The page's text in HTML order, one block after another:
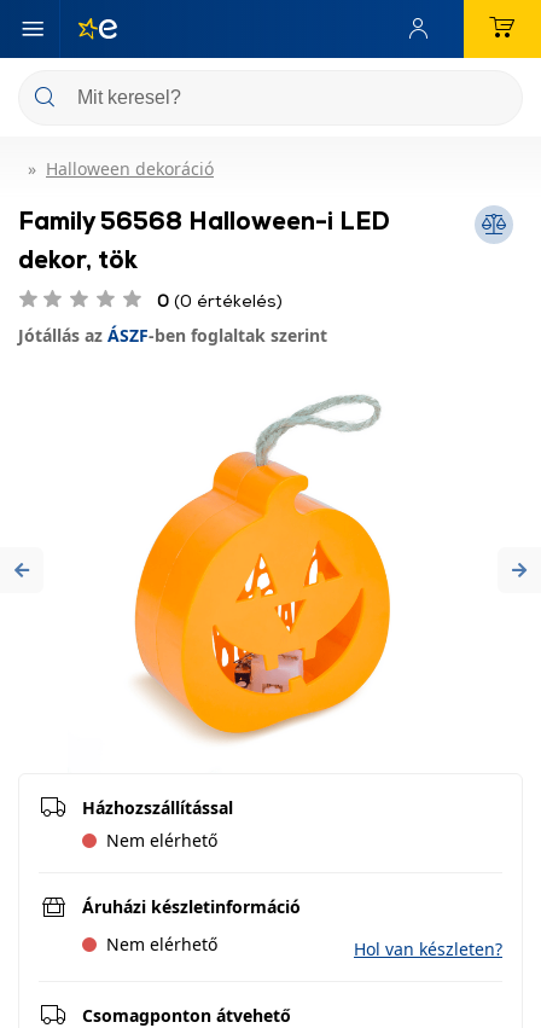
Halloween dekoráció
Family 56568 Halloween-i LED
dekor, tök
0 (0 értékelés)
Jótállás az ÁSZF-ben foglaltak szerint
Previous
Házhozszállítással
Nem elérhető
Áruházi készletinformáció
Nem elérhető
Hol van készleten?
Csomagponton átvehető